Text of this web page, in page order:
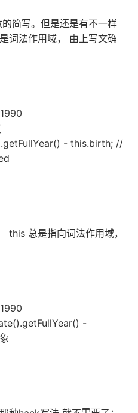
简写。但是还是有不一样
词法作用域， 由上写文确
- this.birth; //
this 总是指向词法作用域，
-